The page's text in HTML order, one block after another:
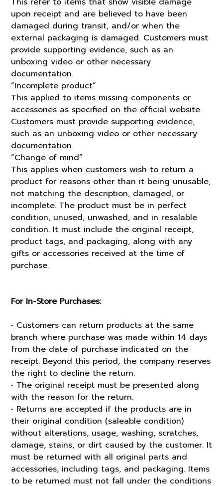
upon receipt and are believed to have been
damaged during transit, and/or when the
external packaging is damaged. Customers must
provide supporting evidence, such as an
unboxing video or other necessary
documentation.
“Incomplete product”
This applied to items missing components or
accessories as specified on the official website.
Customers must provide supporting evidence,
such as an unboxing video or other necessary
documentation.
“Change of mind”
This applies when customers wish to return a
product for reasons other than it being unusable,
not matching the description, damaged, or
incomplete. The product must be in perfect
condition, unused, unwashed, and in resalable
condition. It must include the original receipt,
product tags, and packaging, along with any
gifts or accessories received at the time of
purchase.
For In-Store Purchases:
• Customers can return products at the same
branch where purchase was made within 14 days
from the date of purchase indicated on the
receipt. Beyond this period, the company reserves
the right to decline the return.
• The original receipt must be presented along
with the reason for the return.
• Returns are accepted if the products are in
their original condition (saleable condition)
without alterations, usage, washing, scratches,
damage, stains, or dirt caused by the customer. It
must be returned with all original parts and
accessories, including tags, and packaging. Items
to be returned must not fall under the conditions